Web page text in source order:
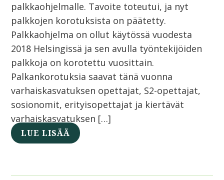
palkkaohjelmalle. Tavoite toteutui, ja nyt
palkkojen korotuksista on päätetty.
Palkkaohjelma on ollut käytössä vuodesta
2018 Helsingissä ja sen avulla työntekijöiden
palkkoja on korotettu vuosittain.
Palkankorotuksia saavat tänä vuonna
varhaiskasvatuksen opettajat, S2-opettajat,
sosionomit, erityisopettajat ja kiertävät
varhaiskasvatuksen […]
LUE LISÄÄ